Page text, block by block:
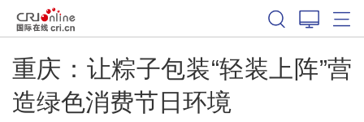
重庆：让粽子包装“轻装上阵”营
造绿色消费节日环境